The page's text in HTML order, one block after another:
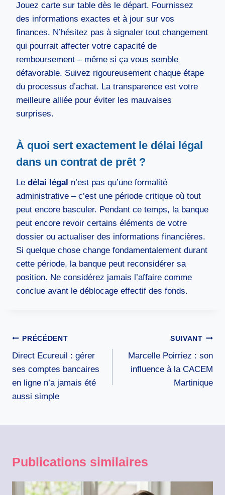
Jouez carte sur table dès le départ. Fournissez
des informations exactes et à jour sur vos
finances. N’hésitez pas à signaler tout changement
qui pourrait affecter votre capacité de
remboursement – même si ça vous semble
défavorable. Suivez rigoureusement chaque étape
du processus d’achat. La transparence est votre
meilleure alliée pour éviter les mauvaises
surprises.
À quoi sert exactement le délai légal
dans un contrat de prêt ?
Le délai légal n’est pas qu’une formalité
administrative – c’est une période critique où tout
peut encore basculer. Pendant ce temps, la banque
peut encore revoir certains éléments de votre
dossier ou actualiser des informations financières.
Si quelque chose change fondamentalement durant
cette période, la banque peut reconsidérer sa
position. Ne considérez jamais l’affaire comme
conclue avant le déblocage effectif des fonds.
Navigation
de
l’article
PRÉCÉDENT
Direct Ecureuil : gérer
ses comptes bancaires
en ligne n’a jamais été
aussi simple
SUIVANT
Marcelle Poirriez : son
influence à la CACEM
Martinique
Publications similaires